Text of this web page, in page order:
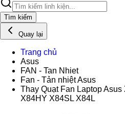
Tìm kiếm
Quay lại
Trang chủ
Asus
FAN - Tan Nhiet
Fan - Tản nhiệt Asus
Thay Quạt Fan Laptop
X84HY X84SL X84L